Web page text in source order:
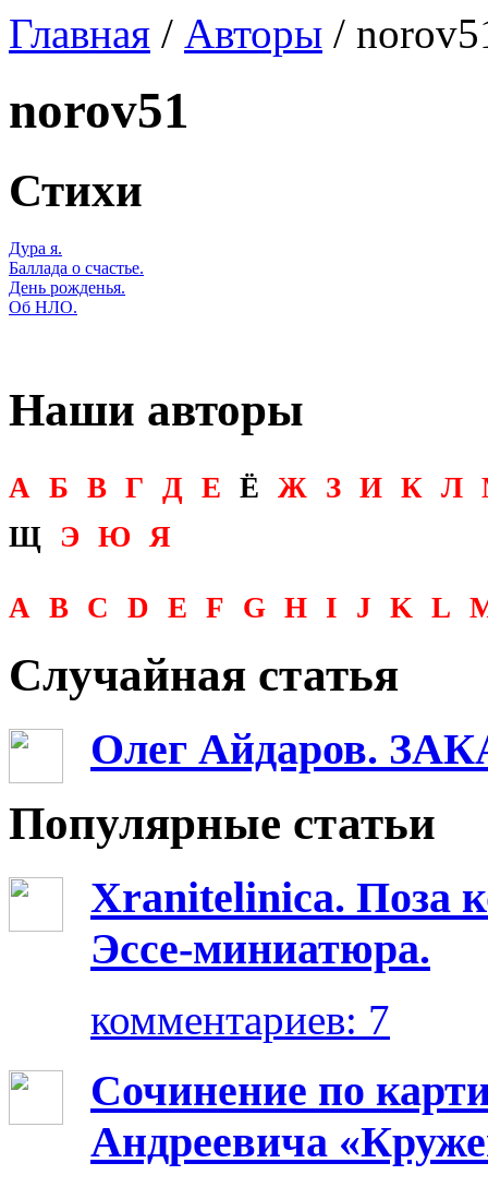
Главная / Авторы /
norov51
Стихи
Дура я.
Баллада о счастье.
День рожденья.
Об НЛО.
Наши авторы
А Б В Г Д Е Ё Ж З И К Л
Щ
Э Ю Я
A B C D E F G H I J K L
Случайная статья
Олег Айдаров.
Популярные статьи
Xranitelinica. Поза
Эссе-миниатюра.
комментариев: 7
Сочинение по
Андреевича